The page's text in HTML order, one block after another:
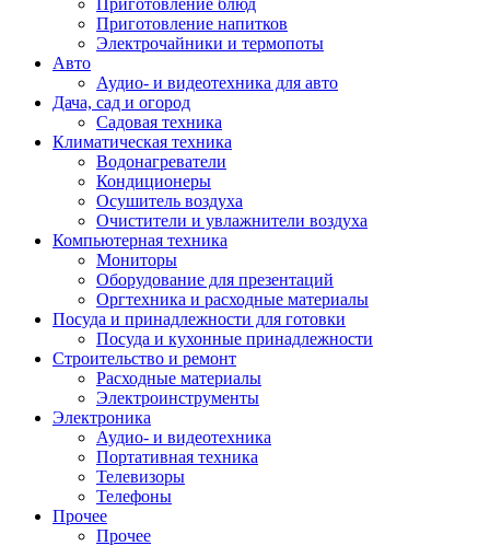
Приготовление блюд
Приготовление напитков
Электрочайники и термопоты
Авто
Аудио- и видеотехника для авто
Дача, сад и огород
Садовая техника
Климатическая техника
Водонагреватели
Кондиционеры
Осушитель воздуха
Очистители и увлажнители воздуха
Компьютерная техника
Мониторы
Оборудование для презентаций
Оргтехника и расходные материалы
Посуда и принадлежности для готовки
Посуда и кухонные принадлежности
Строительство и ремонт
Расходные материалы
Электроинструменты
Электроника
Аудио- и видеотехника
Портативная техника
Телевизоры
Телефоны
Прочее
Прочее